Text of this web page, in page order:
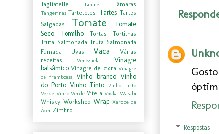
Respostas
Tagliatelle
Tahine Tâmaras
Tangerinas Tarteletes Tartes Tartes
Salgadas
Tomate
Tomate
Seco
Tomilho Tortas
Tortilhas
Truta Salmonada Truta Salmonada
Fumada
Uvas Vaca
Várias
receitas
Venezuela
Vinagre
balsâmico Vinagre de cidra Vinagre
de framboesa
Vinho branco Vinho
do Porto Vinho Tinto Vinho Tinto
Verde Vinho Verde Vitela Vodka Wasabi
Whisky Workshop Wrap Xarope de
Ácer Zimbro